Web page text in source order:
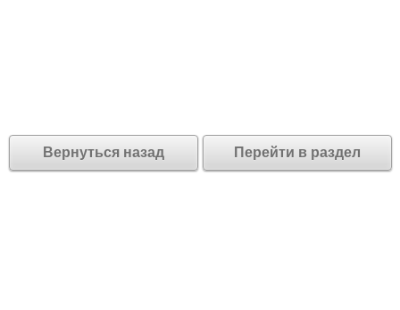
Вернуться назад Перейти в раздел